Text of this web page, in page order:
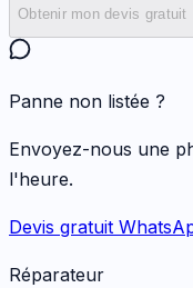
Obtenir mon devis gratuit
Panne non listée ?
Envoyez-nous une
l'heure.
Devis gratuit
Réparateur